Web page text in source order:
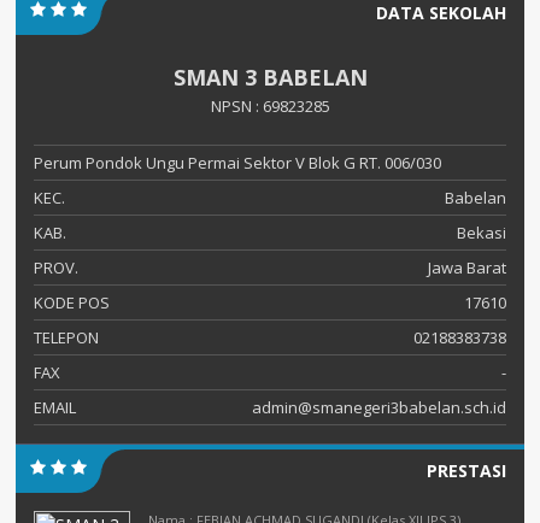
DATA SEKOLAH
SMAN 3 BABELAN
NPSN : 69823285
Perum Pondok Ungu Permai Sektor V Blok G RT. 006/030
KEC.
Babelan
KAB.
Bekasi
PROV.
Jawa Barat
KODE POS
17610
TELEPON
02188383738
FAX
-
EMAIL
admin@smanegeri3babelan.sch.id
PRESTASI